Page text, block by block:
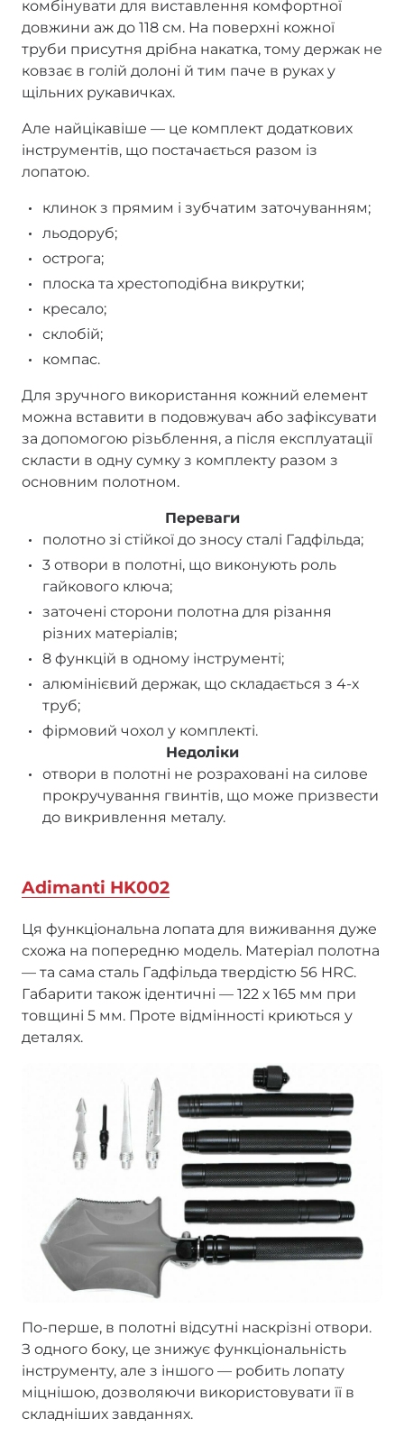
комбінувати для виставлення комфортної
довжини аж до 118 см. На поверхні кожної
труби присутня дрібна накатка, тому держак не
ковзає в голій долоні й тим паче в руках у
щільних рукавичках.
Але найцікавіше — це комплект додаткових
інструментів, що постачається разом із
лопатою.
клинок з прямим і зубчатим заточуванням;
льодоруб;
острога;
плоска та хрестоподібна викрутки;
кресало;
склобій;
компас.
Для зручного використання кожний елемент
можна вставити в подовжувач або зафіксувати
за допомогою різьблення, а після експлуатації
скласти в одну сумку з комплекту разом з
основним полотном.
Переваги
полотно зі стійкої до зносу сталі Гадфільда;
3 отвори в полотні, що виконують роль
гайкового ключа;
заточені сторони полотна для різання
різних матеріалів;
8 функцій в одному інструменті;
алюмінієвий держак, що складається з 4-х
труб;
фірмовий чохол у комплекті.
Недоліки
отвори в полотні не розраховані на силове
прокручування гвинтів, що може призвести
до викривлення металу.
Adimanti HK002
Ця функціональна лопата для виживання дуже
схожа на попередню модель. Матеріал полотна
— та сама сталь Гадфільда твердістю 56 HRC.
Габарити також ідентичні — 122 х 165 мм при
товщині 5 мм. Проте відмінності криються у
деталях.
По-перше, в полотні відсутні наскрізні отвори.
З одного боку, це знижує функціональність
інструменту, але з іншого — робить лопату
міцнішою, дозволяючи використовувати її в
складніших завданнях.